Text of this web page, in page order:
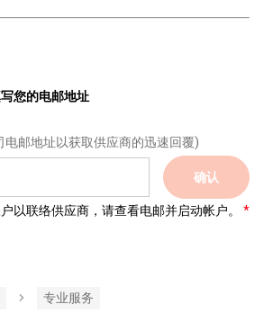
您的电邮地址
电邮地址以获取供应商的迅速回覆)
确认
以联络供应商，请查看电邮并启动帐户。
专业服务